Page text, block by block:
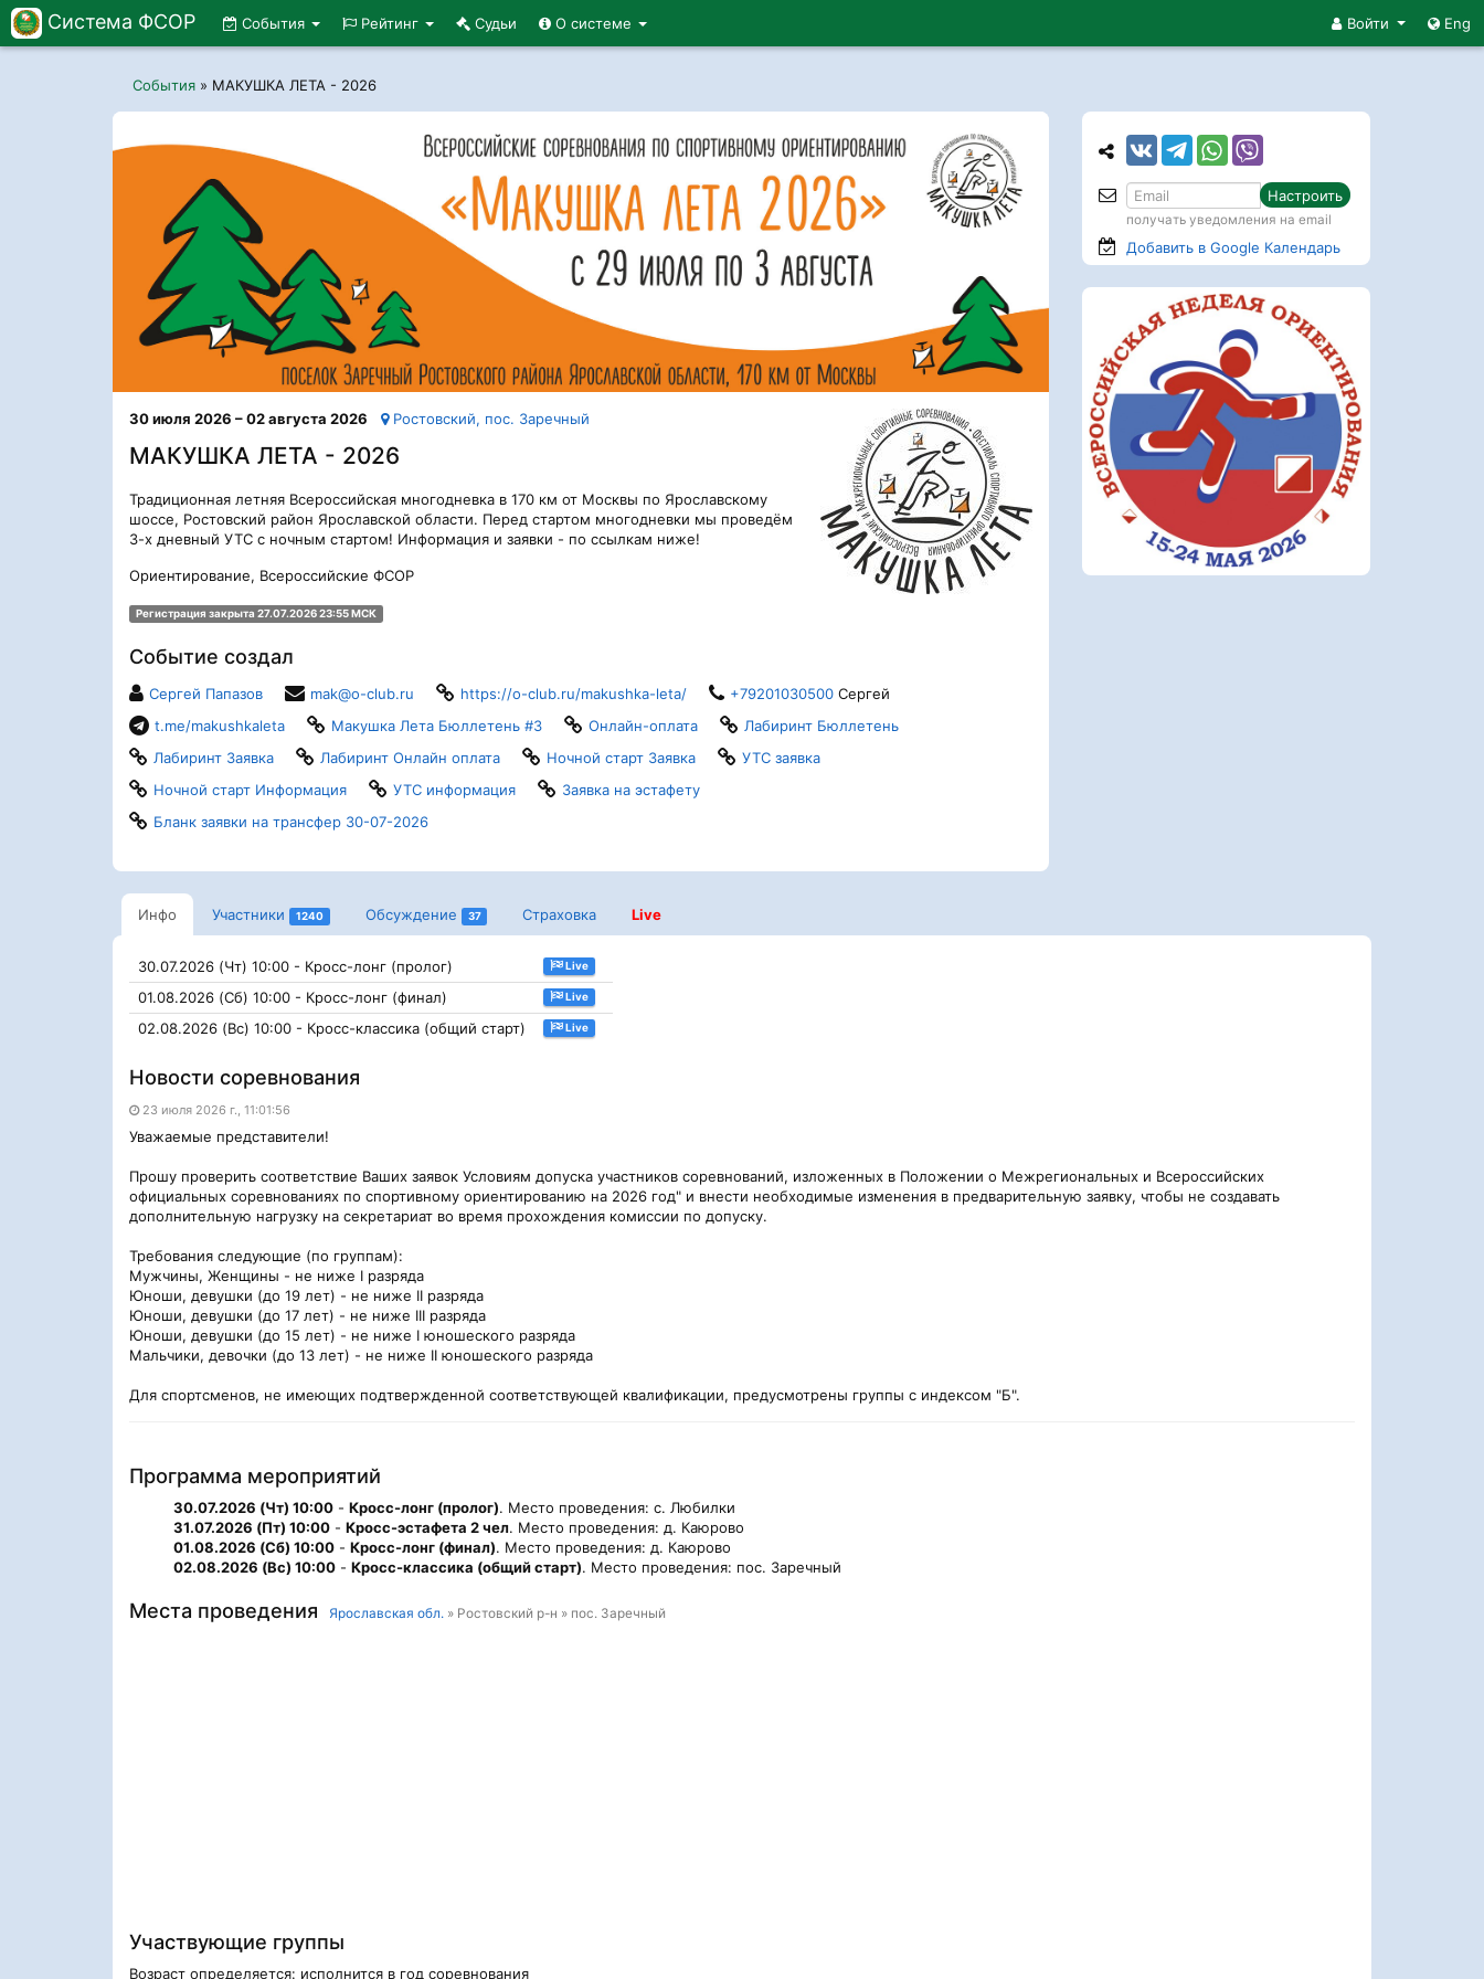
Система ФСОР Войти Eng
События Рейтинг Судьи О системе
События » МАКУШКА ЛЕТА - 2026
30 июля 2026 – 02 августа 2026 Ростовский, пос. Заречный
МАКУШКА ЛЕТА - 2026
Традиционная летняя Всероссийская многодневка в 170 км от Москвы по Ярославскому
шоссе, Ростовский район Ярославской области. Перед стартом многодневки мы проведём
3-х дневный УТС с ночным стартом! Информация и заявки - по ссылкам ниже!
Ориентирование, Всероссийские ФСОР
Регистрация закрыта 27.07.2026 23:55 МСК
Событие создал
Сергей Папазов mak@o-club.ru https://o-club.ru/makushka-leta/ +79201030500 Сергей
t.me/makushkaleta
Макушка Лета Бюллетень #3 Онлайн-оплата
Лабиринт Бюллетень
Лабиринт Заявка
Лабиринт Онлайн оплата Ночной старт Заявка
УТС заявка
Ночной старт Информация
УТС информация
Заявка на эстафету
Бланк заявки на трансфер 30-07-2026
Инфо Участники 1240 Обсуждение 37 Страховка Live
30.07.2026 (Чт) 10:00 - Кросс-лонг (пролог) Live
01.08.2026 (Сб) 10:00 - Кросс-лонг (финал) Live
02.08.2026 (Вс) 10:00 - Кросс-классика (общий старт) Live
Новости соревнования
23 июля 2026 г., 11:01:56
Уважаемые представители!
Прошу проверить соответствие Ваших заявок Условиям допуска участников соревнований, изложенных в Положении о Межрегиональных и Всероссийских
официальных соревнованиях по спортивному ориентированию на 2026 год" и внести необходимые изменения в предварительную заявку, чтобы не создавать
дополнительную нагрузку на секретариат во время прохождения комиссии по допуску.
Требования следующие (по группам):
Мужчины, Женщины - не ниже I разряда
Юноши, девушки (до 19 лет) - не ниже II разряда
Юноши, девушки (до 17 лет) - не ниже III разряда
Юноши, девушки (до 15 лет) - не ниже I юношеского разряда
Мальчики, девочки (до 13 лет) - не ниже II юношеского разряда
Для спортсменов, не имеющих подтвержденной соответствующей квалификации, предусмотрены группы с индексом "Б".
Программа мероприятий
30.07.2026 (Чт) 10:00 - Кросс-лонг (пролог). Место проведения: с. Любилки
31.07.2026 (Пт) 10:00 - Кросс-эстафета 2 чел. Место проведения: д. Каюрово
01.08.2026 (Сб) 10:00 - Кросс-лонг (финал). Место проведения: д. Каюрово
02.08.2026 (Вс) 10:00 - Кросс-классика (общий старт). Место проведения: пос. Заречный
Места проведения Ярославская обл. » Ростовский р-н » пос. Заречный
Участвующие группы
Возраст определяется: исполнится в год соревнования
Настроить
получать уведомления на email
Добавить в Google Календарь